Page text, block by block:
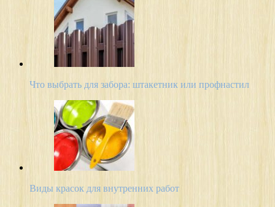
Что выбрать для забора: штакетник или профнастил
Виды красок для внутренних работ